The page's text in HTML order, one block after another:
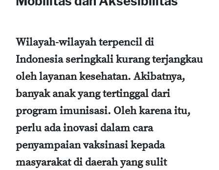
Wilayah-wilayah terpencil di
Indonesia seringkali kurang terjangkau
oleh layanan kesehatan. Akibatnya,
banyak anak yang tertinggal dari
program imunisasi. Oleh karena itu,
perlu ada inovasi dalam cara
penyampaian vaksinasi kepada
masyarakat di daerah yang sulit